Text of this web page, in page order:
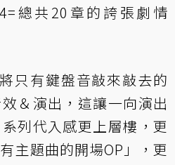
總共20章的誇張劇情
只有鍵盤音敲來敲去的
＆演出，這讓一向演出
列代入感更上層樓，更
主題曲的開場OP」，更